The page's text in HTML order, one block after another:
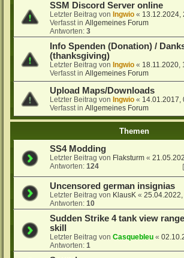
SSM Discord Server online
Letzter Beitrag von Ingwio « 13.12.2024,
Verfasst inAllgemeines Forum
Antworten:3
Info Spenden (Donation) /
(thanksgiving)
Letzter Beitrag von Ingwio « 18.11.2020,
Verfasst inAllgemeines Forum
Upload Maps/Downloads
Letzter Beitrag von Ingwio « 14.01.2017,
Verfasst inAllgemeines Forum
Themen
SS4 Modding
Letzter Beitrag von Flaksturm «
Antworten:124
Uncensored german insignias
Letzter Beitrag von KlausK «25.04.2022,
Antworten:10
Sudden Strike 4 tank view
skill
Letzter Beitrag vonCasquebleu «
Antworten:1